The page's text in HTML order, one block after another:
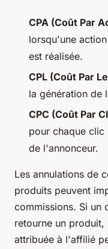
CPA (Coût Par
lorsqu'une
est réalisée.
CPL (Coût Par
la génération de
CPC (Coût Par
pour chaque clic
de l'annonceur.
Les annulations de
produits peuvent
commissions. Si un
retourne un
attribuée à l'affilié